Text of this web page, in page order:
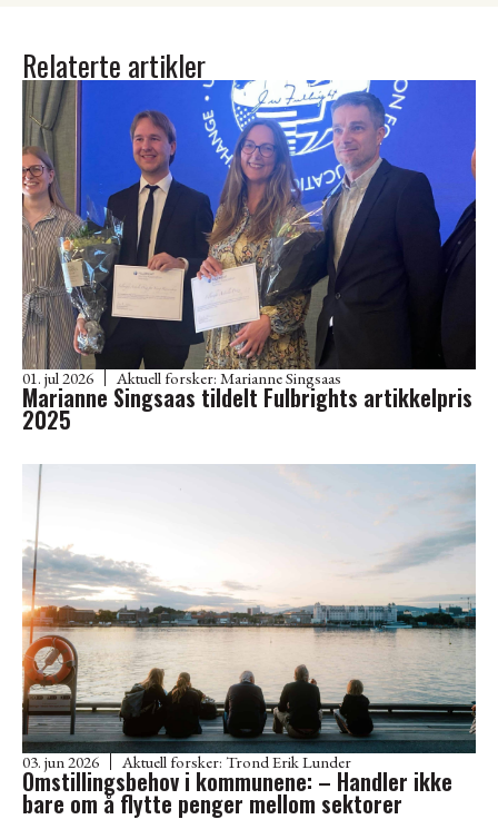
Relaterte artikler
01. jul 2026 Aktuell forsker: Marianne Singsaas
Marianne Singsaas tildelt Fulbrights artikkelpris
2025
03. jun 2026 Aktuell forsker: Trond Erik Lunder
Omstillingsbehov i kommunene: – Handler ikke
bare om å flytte penger mellom sektorer